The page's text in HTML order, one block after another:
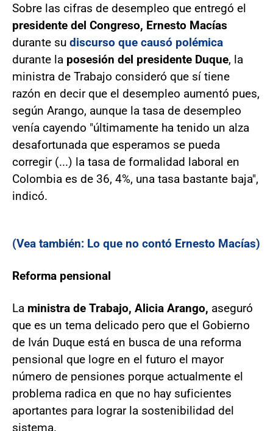
Sobre las cifras de desempleo que entregó el
presidente del Congreso, Ernesto Macías
durante su discurso que causó polémica
durante la posesión del presidente Duque, la
ministra de Trabajo consideró que sí tiene
razón en decir que el desempleo aumentó pues,
según Arango, aunque la tasa de desempleo
venía cayendo "últimamente ha tenido un alza
desafortunada que esperamos se pueda
corregir (...) la tasa de formalidad laboral en
Colombia es de 36, 4%, una tasa bastante baja",
indicó.
(Vea también: Lo que no contó Ernesto Macías)
Reforma pensional
La ministra de Trabajo, Alicia Arango, aseguró
que es un tema delicado pero que el Gobierno
de Iván Duque está en busca de una reforma
pensional que logre en el futuro el mayor
número de pensiones porque actualmente el
problema radica en que no hay suficientes
aportantes para lograr la sostenibilidad del
sistema.